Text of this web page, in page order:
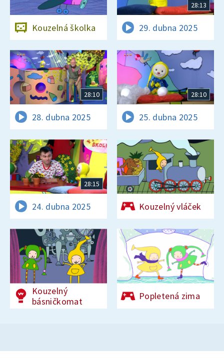
Kouzelná školka
28:13
29. dubna 2025
28:10
28. dubna 2025
28:10
25. dubna 2025
28:15
24. dubna 2025 Kouzelný vláček
Kouzelný
básničkomat
Popletená zima